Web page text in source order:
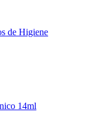
de Higiene
14ml